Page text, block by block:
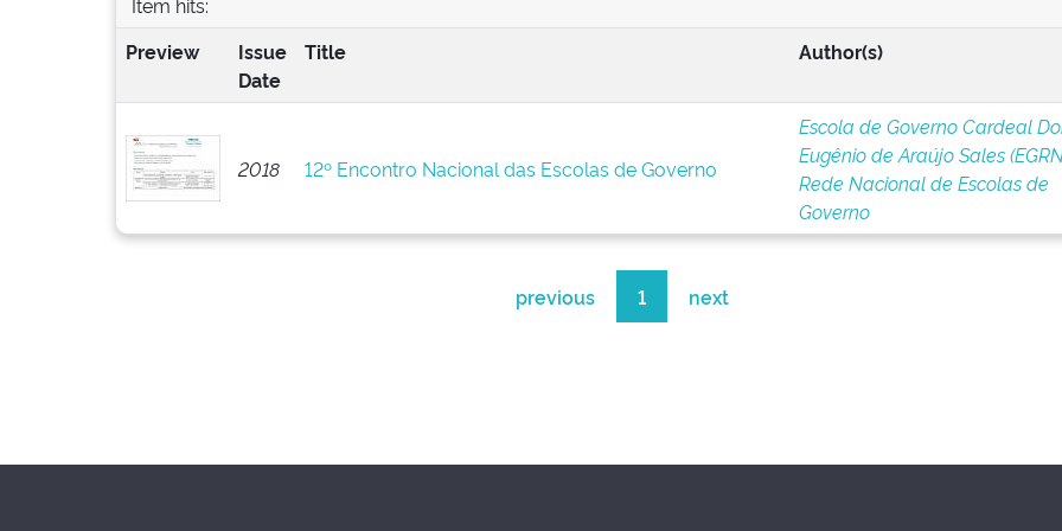
Preview
Issue
Date
Title Author(s)
2018 12º Encontro Nacional das Escolas de Governo
Escola de Governo Cardeal
Eugênio de Araújo Sales
Rede Nacional de Escolas de
Governo
previous 1 next